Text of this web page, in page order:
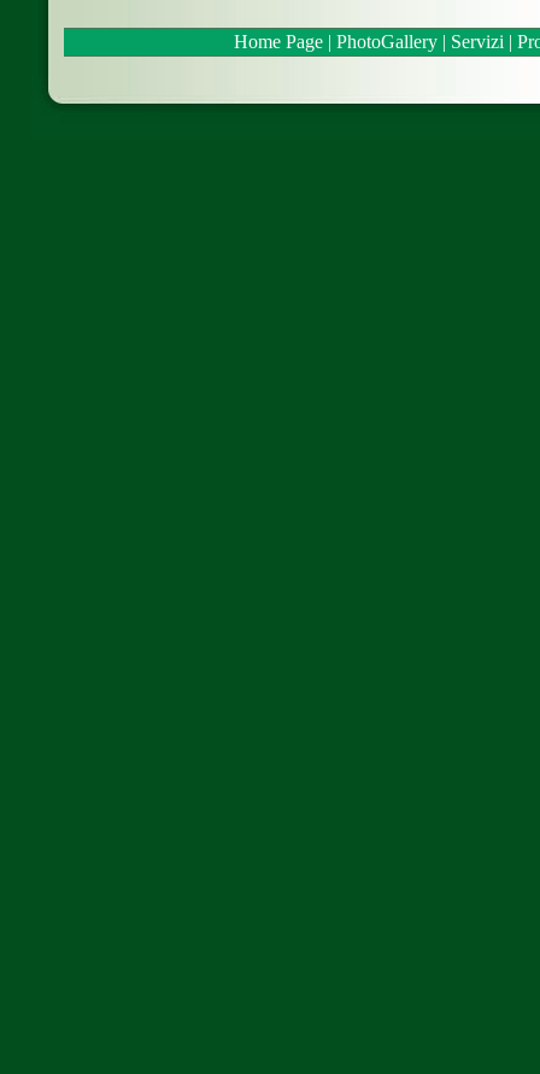
Home Page| PhotoGallery| Servizi |